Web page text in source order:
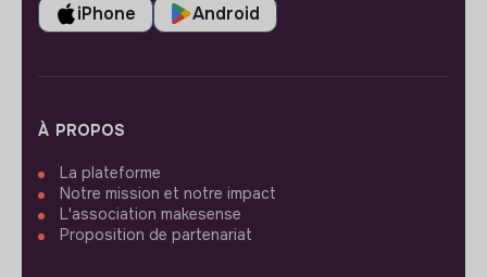
iPhone Android
À PROPOS
La plateforme
Notre mission et notre impact
L'association makesense
Proposition de partenariat